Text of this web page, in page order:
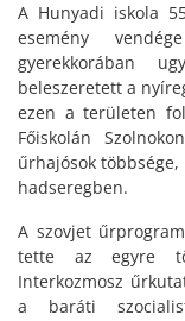
A Hunyadi iskola
esemény
gyerekkorában
beleszeretett a
ezen a területen
Főiskolán
űrhajósok
hadseregben.
A szovjet
tette az egyre
Interkozmosz
a baráti